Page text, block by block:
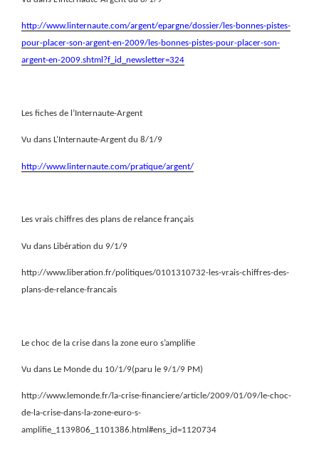
http://www.linternaute.com/argent/epargne/dossier/les-bonnes-pistes-
pour-placer-son-argent-en-2009/les-bonnes-pistes-pour-placer-son-
argent-en-2009.shtml?f_id_newsletter=324
Les fiches de l’Internaute-Argent
Vu dans L’Internaute-Argent du 8/1/9
http://www.linternaute.com/pratique/argent/
Les vrais chiffres des plans de relance français
Vu dans Libération du 9/1/9
http://www.liberation.fr/politiques/0101310732-les-vrais-chiffres-des-
plans-de-relance-francais
Le choc de la crise dans la zone euro s’amplifie
Vu dans Le Monde du 10/1/9(paru le 9/1/9 PM)
http://www.lemonde.fr/la-crise-financiere/article/2009/01/09/le-choc-
de-la-crise-dans-la-zone-euro-s-
amplifie_1139806_1101386.html#ens_id=1120734